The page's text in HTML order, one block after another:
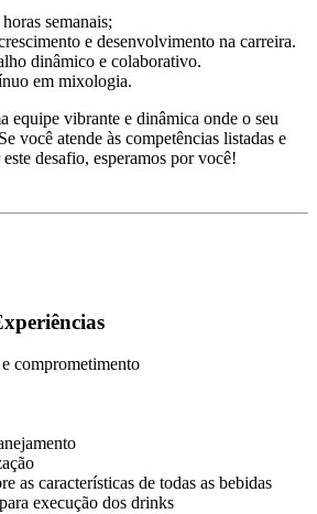
semanais;
e desenvolvimento na carreira.
dinâmico e colaborativo.
em mixologia.
equipe vibrante e dinâmica onde o seu
você atende às competências listadas e
desafio, esperamos por você!
comprometimento
as características de todas as bebidas
execução dos drinks